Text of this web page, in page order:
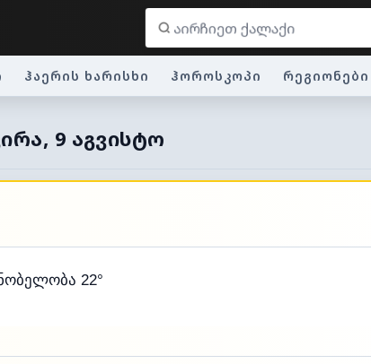
ჰაერის ხარისხი ჰოროსკოპი რეგიონები
9 ᲐᲒᲕᲘᲡᲢᲝ
22°